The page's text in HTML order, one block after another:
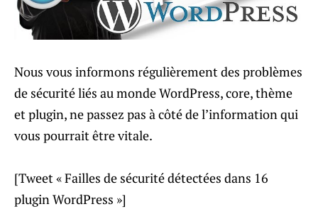
Nous vous informons régulièrement des problèmes
de sécurité liés au monde WordPress, core, thème
et plugin, ne passez pas à côté de l’information qui
vous pourrait être vitale.
[Tweet « Failles de sécurité détectées dans 16
plugin WordPress »]